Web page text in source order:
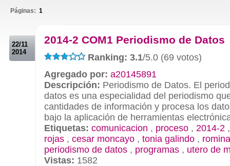
Páginas: 1
22/11
2014
2014-2 COM1 Periodismo de Datos
Ranking: 3.1/5.0 (69 votos)
Agregado por: a20145891
Descripción: Periodismo de Datos. El
datos es una especialidad del periodismo
cantidades de información y procesa los
bajo la aplicación de herramientas
Etiquetas: comunicacion , proceso , 2014-2
rojas , cesar moncayo , tonia galindo ,
periodismo de datos , programas , utero de
Vistas: 1582